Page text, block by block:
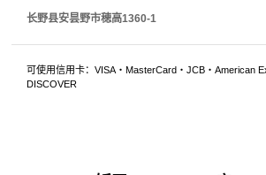
长野县安昙野市穂高1360-1
可使用信用卡：VISA・MasterCard・JCB・American
DISCOVER